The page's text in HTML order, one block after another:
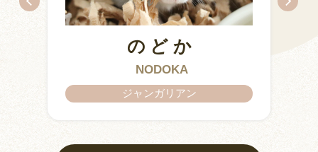
KURIMARU
のどか
NODOKA
ジャンガリアン
ちとせ
CHITOSE
ジャンガリアン
CHATARO
IZUMO & OKUNI
ARARE
KISUKE